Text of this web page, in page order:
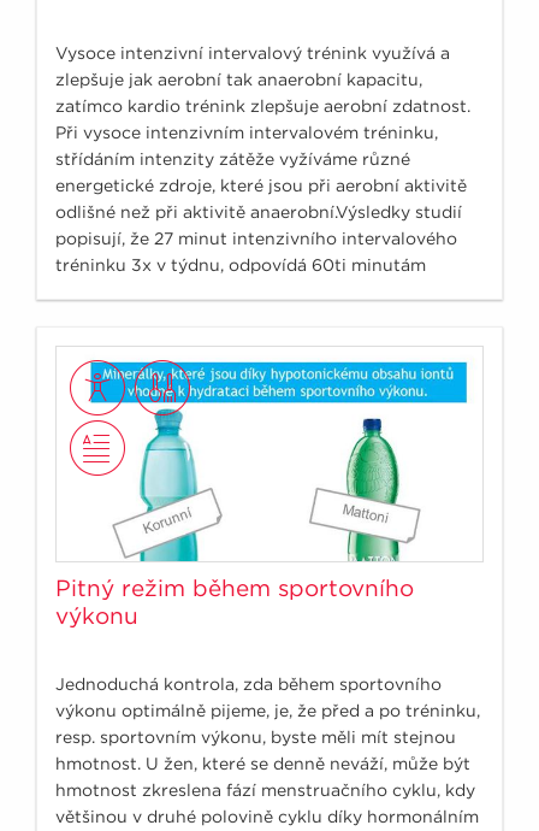
Vysoce intenzivní intervalový trénink využívá a
zlepšuje jak aerobní tak anaerobní kapacitu,
zatímco kardio trénink zlepšuje aerobní zdatnost.
Při vysoce intenzivním intervalovém tréninku,
střídáním intenzity zátěže vyžíváme různé
energetické zdroje, které jsou při aerobní aktivitě
odlišné než při aktivitě anaerobní.Výsledky studií
popisují, že 27 minut intenzivního intervalového
tréninku 3x v týdnu, odpovídá 60ti minutám
Pitný režim během sportovního
výkonu
Jednoduchá kontrola, zda během sportovního
výkonu optimálně pijeme, je, že před a po tréninku,
resp. sportovním výkonu, byste měli mít stejnou
hmotnost. U žen, které se denně neváží, může být
hmotnost zkreslena fází menstruačního cyklu, kdy
většinou v druhé polovině cyklu díky hormonálním